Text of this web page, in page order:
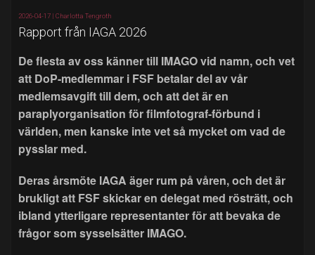
2026-04-17 | Charlotta Tengroth
Rapport från IAGA 2026
De flesta av oss känner till IMAGO vid namn, och vet
att DoP-medlemmar i FSF betalar del av vår
medlemsavgift till dem, och att det är en
paraplyorganisation för filmfotograf-förbund i
världen, men kanske inte vet så mycket om vad de
pysslar med.
Deras årsmöte IAGA äger rum på våren, och det är
brukligt att FSF skickar en delegat med rösträtt, och
ibland ytterligare representanter för att bevaka de
frågor som sysselsätter IMAGO.